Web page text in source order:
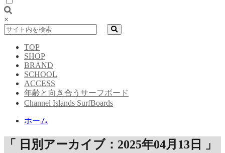
×
TOP
SHOP
BRAND
SCHOOL
ACCESS
年齢と向き合うサーフボード
Channel Islands SurfBoards
ホーム
「 日別アーカイブ：2025年04月13日 」